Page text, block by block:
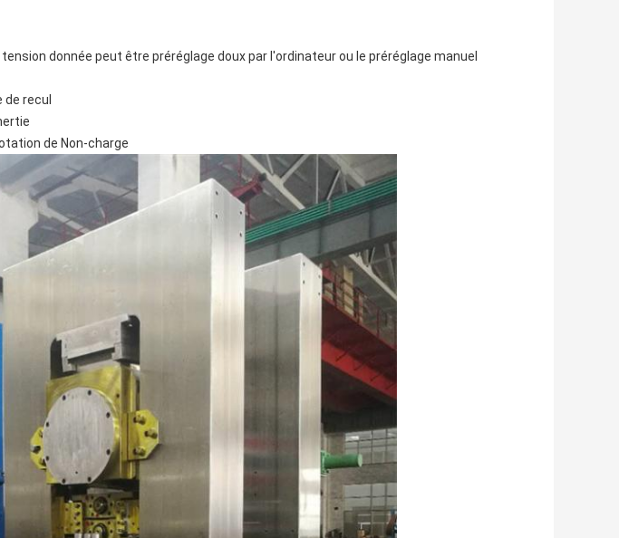
donnée peut être préréglage doux par l'ordinateur ou le préréglage manuel
recul
de Non-charge